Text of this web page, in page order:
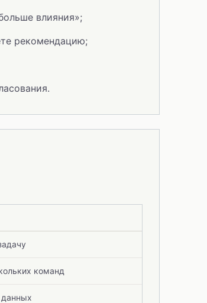
влияния»;
рекомендацию;
команд